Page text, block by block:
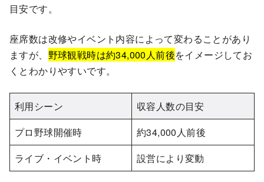
目安です。
座席数は改修やイベント内容によって変わることがあり
ますが、 野球観戦時は約34,000人前後をイメージしてお
くとわかりやすいです。
利用シーン
収容人数の目安
プロ野球開催時
約34,000人前後
ライブ・イベント時
設営により変動